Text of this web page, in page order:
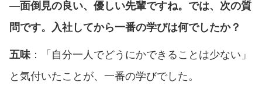
―面倒見の良い、優しい先輩ですね。では、次の質
問です。入社してから一番の学びは何でしたか？
五味 ：「自分一人でどうにかできることは少ない」
と気付いたことが、一番の学びでした。